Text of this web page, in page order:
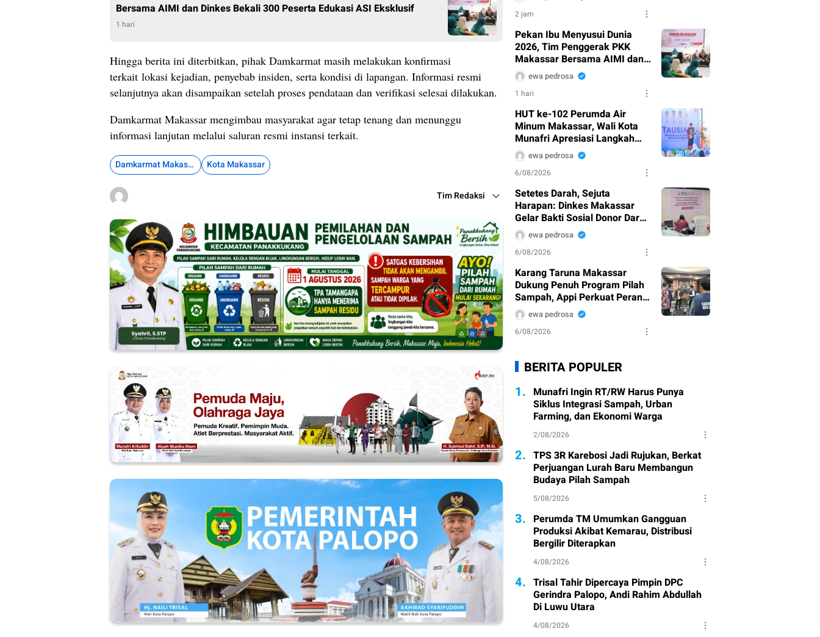
Bersama AIMI dan Dinkes Bekali 300 Peserta Edukasi ASI Eksklusif
1 hari
Hingga berita ini diterbitkan, pihak Damkarmat masih melakukan konfirmasi
terkait lokasi kejadian, penyebab insiden, serta kondisi di lapangan. Informasi resmi
selanjutnya akan disampaikan setelah proses pendataan dan verifikasi selesai dilakukan.
Damkarmat Makassar mengimbau masyarakat agar tetap tenang dan menunggu
informasi lanjutan melalui saluran resmi instansi terkait.
Damkarmat Makassar Kota Makassar
Tim Redaksi
2 jam
Pekan Ibu Menyusui Dunia
2026, Tim Penggerak PKK
Makassar Bersama AIMI dan
Dinkes Bekali 300 Peserta
Edukasi ASI Eksklusif
ewa pedrosa
1 hari
HUT ke-102 Perumda Air
Minum Makassar, Wali Kota
Munafri Apresiasi Langkah
Pembenahan Pelayanan
ewa pedrosa
6/08/2026
Setetes Darah, Sejuta
Harapan: Dinkes Makassar
Gelar Bakti Sosial Donor Darah
Sambut HUT RI Ke-81
ewa pedrosa
6/08/2026
Karang Taruna Makassar
Dukung Penuh Program Pilah
Sampah, Appi Perkuat Peran
sebagai Pilar Sosial
ewa pedrosa
6/08/2026
BERITA POPULER
1. Munafri Ingin RT/RW Harus Punya
Siklus Integrasi Sampah, Urban
Farming, dan Ekonomi Warga
2/08/2026
2. TPS 3R Karebosi Jadi Rujukan, Berkat
Perjuangan Lurah Baru Membangun
Budaya Pilah Sampah
5/08/2026
3. Perumda TM Umumkan Gangguan
Produksi Akibat Kemarau, Distribusi
Bergilir Diterapkan
4/08/2026
4. Trisal Tahir Dipercaya Pimpin DPC
Gerindra Palopo, Andi Rahim Abdullah
Di Luwu Utara
4/08/2026